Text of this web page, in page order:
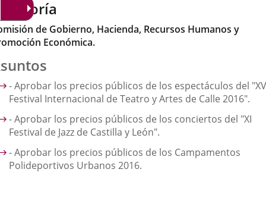
de Gobierno, Hacienda, Recursos Humanos y
Económica.
- Aprobar los precios públicos de los espectáculos del
Festival Internacional de Teatro y Artes de Calle 2016".
- Aprobar los precios públicos de los conciertos del "XI
Festival de Jazz de Castilla y León".
- Aprobar los precios públicos de los Campamentos
Polideportivos Urbanos 2016.